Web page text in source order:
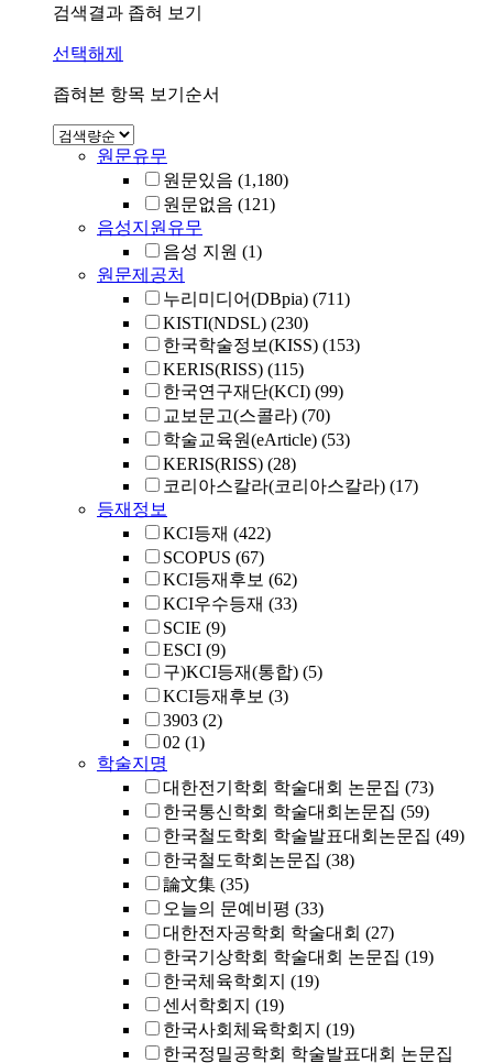
검색결과 좁혀 보기
선택해제
좁혀본 항목 보기순서
원문유무
원문있음 (1,180)
원문없음 (121)
음성지원유무
음성 지원 (1)
원문제공처
누리미디어(DBpia) (711)
KISTI(NDSL) (230)
한국학술정보(KISS) (153)
KERIS(RISS) (115)
한국연구재단(KCI) (99)
교보문고(스콜라) (70)
학술교육원(eArticle) (53)
KERIS(RISS) (28)
코리아스칼라(코리아스칼라) (17)
등재정보
KCI등재 (422)
SCOPUS (67)
KCI등재후보 (62)
KCI우수등재 (33)
SCIE (9)
ESCI (9)
구)KCI등재(통합) (5)
KCI등재후보 (3)
3903 (2)
02 (1)
학술지명
대한전기학회 학술대회 논문집 (73)
한국통신학회 학술대회논문집 (59)
한국철도학회 학술발표대회논문집 (49)
한국철도학회논문집 (38)
論文集 (35)
오늘의 문예비평 (33)
대한전자공학회 학술대회 (27)
한국기상학회 학술대회 논문집 (19)
한국체육학회지 (19)
센서학회지 (19)
한국사회체육학회지 (19)
한국정밀공학회 학술발표대회 논문집